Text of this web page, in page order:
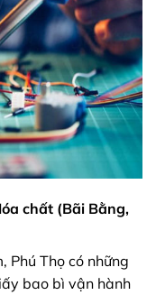
chất (Bãi Bằng,
Phú Thọ có những
bao bì vận hành